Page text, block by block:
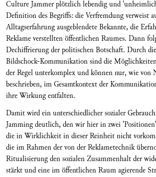
Culture Jammer plötzlich lebendig und
Definition des Begriffs: die Verfremdung verweist
Alltagserfahrung ausgeblendete Bekannte, die
Reklame verstellten öffentlichen Raumes. Dann
Dechiffrierung der politischen Botschaft. Durch
Bildschock-Kommunikation sind die
der Regel unterkomplex und können nur, wie von
beschrieben, im Gesamtkontext der
ihre Wirkung entfalten.
Damit wird ein unterschiedlicher sozialer
Jamming deutlich, den wir hier in zwei 'Positionen'
die in Wirklichkeit in dieser Reinheit nicht
die im Rahmen der von der Reklametechnik
Ritualisierung den sozialen Zusammenhalt der
stärkt und eine im öffentlichen Raum agierende